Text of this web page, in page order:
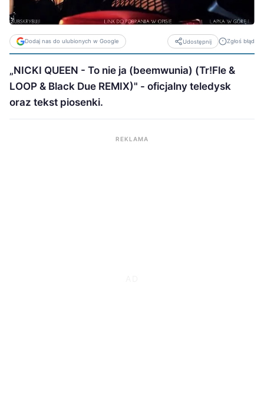
Dodaj nas do ulubionych w Google Udostępnij Zgłoś błąd
„NICKI QUEEN - To nie ja (beemwunia) (Tr!Fle &
LOOP & Black Due REMIX)" - oficjalny teledysk
oraz tekst piosenki.
REKLAMA